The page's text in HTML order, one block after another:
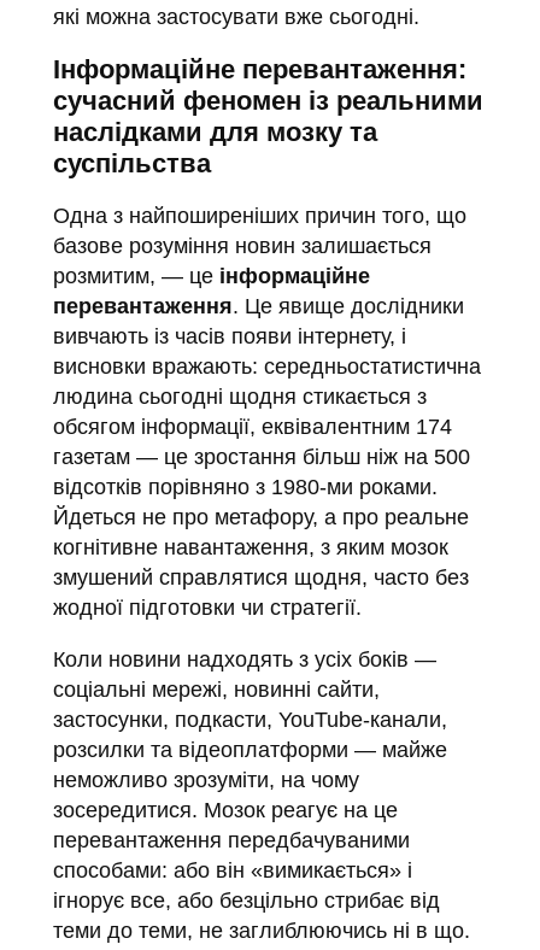
які можна застосувати вже сьогодні.
Інформаційне перевантаження:
сучасний феномен із реальними
наслідками для мозку та
суспільства
Одна з найпоширеніших причин того, що
базове розуміння новин залишається
розмитим, — це інформаційне
перевантаження. Це явище дослідники
вивчають із часів появи інтернету, і
висновки вражають: середньостатистична
людина сьогодні щодня стикається з
обсягом інформації, еквівалентним 174
газетам — це зростання більш ніж на 500
відсотків порівняно з 1980-ми роками.
Йдеться не про метафору, а про реальне
когнітивне навантаження, з яким мозок
змушений справлятися щодня, часто без
жодної підготовки чи стратегії.
Коли новини надходять з усіх боків —
соціальні мережі, новинні сайти,
застосунки, подкасти, YouTube-канали,
розсилки та відеоплатформи — майже
неможливо зрозуміти, на чому
зосередитися. Мозок реагує на це
перевантаження передбачуваними
способами: або він «вимикається» і
ігнорує все, або безцільно стрибає від
теми до теми, не заглиблюючись ні в що.